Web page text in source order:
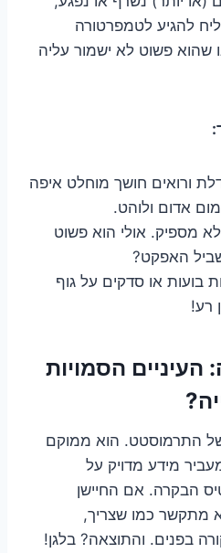
להגיע לטמפרטורה
פשוט לא ישמור עליה
ורואים חושך מוחלט איפה
אדום ולוהט.
מספיק. אולי הוא פשוט
האפקט?
בועות או סדקים על גוף
רע!
העיניים הסמויות
של התרמוסטט. הוא ממוקם
מידע מדויק על
הבקרה. אם החיישן
מתקשר כמו שצריך,
בפנים. והתוצאה? בלגן!